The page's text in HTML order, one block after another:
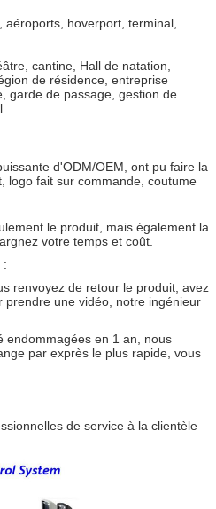
hoverport, terminal,
cantine, Hall de natation,
de résidence, entreprise
garde de passage, gestion de
d'ODM/OEM, ont pu faire la
logo fait sur commande, coutume
le produit, mais également la
votre temps et coût.
:
renvoyez de retour le produit, avez
prendre une vidéo, notre ingénieur
endommagées en 1 an, nous
par exprès le plus rapide, vous
de service à la clientèle